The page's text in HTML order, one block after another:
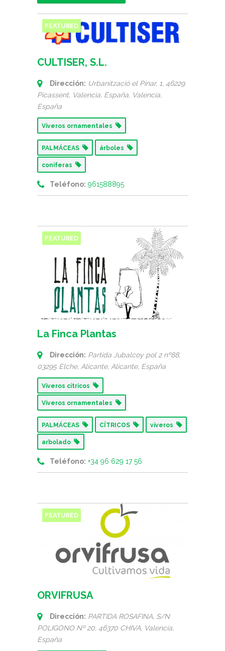
FEATURED
CULTISER, S.L.
Dirección: Urbanització el Pinar, 1, 46229
Picassent, Valencia, España, Valencia,
España
Viveros ornamentales
PALMÁCEAS árboles
coníferas
Teléfono: 961588895
FEATURED
La Finca Plantas
Dirección: Partida Jubalcoy pol 2 nº88,
03295 Elche, Alicante, Alicante, España
Viveros cítricos
Viveros ornamentales
PALMÁCEAS CÍTRICOS viveros
arbolado
Teléfono: +34 96 629 17 56
FEATURED
ORVIFRUSA
Dirección: PARTIDA ROSAFINA, S/N
POLIGONO Nº 20, 46370 CHIVA, Valencia,
España